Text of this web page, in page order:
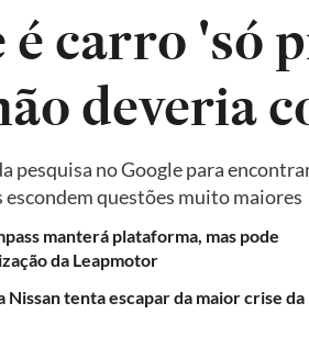
é carro 'só
deveria
pesquisa no Google para
questões muito maiores
manterá plataforma, mas pode
da Leapmotor
Nissan tenta escapar da maior crise da